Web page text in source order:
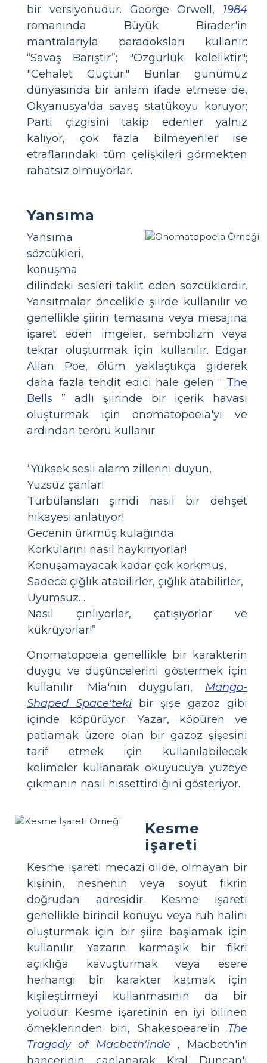
bir versiyonudur. George Orwell, 1984
romanında Büyük Birader'in
mantralarıyla paradoksları kullanır:
“Savaş Barıştır”; "Özgürlük köleliktir";
"Cehalet Güçtür." Bunlar günümüz
dünyasında bir anlam ifade etmese de,
Okyanusya'da savaş statükoyu koruyor;
Parti çizgisini takip edenler yalnız
kalıyor, çok fazla bilmeyenler ise
etraflarındaki tüm çelişkileri görmekten
rahatsız olmuyorlar.
Yansıma
Yansıma
sözcükleri,
konuşma
dilindeki sesleri taklit eden sözcüklerdir.
Yansıtmalar öncelikle şiirde kullanılır ve
genellikle şiirin temasına veya mesajına
işaret eden imgeler, sembolizm veya
tekrar oluşturmak için kullanılır. Edgar
Allan Poe, ölüm yaklaştıkça giderek
daha fazla tehdit edici hale gelen “ The
Bells ” adlı şiirinde bir içerik havası
oluşturmak için onomatopoeia'yı ve
ardından terörü kullanır:
“Yüksek sesli alarm zillerini duyun,
Yüzsüz çanlar!
Türbülansları şimdi nasıl bir dehşet
hikayesi anlatıyor!
Gecenin ürkmüş kulağında
Korkularını nasıl haykırıyorlar!
Konuşamayacak kadar çok korkmuş,
Sadece çığlık atabilirler, çığlık atabilirler,
Uyumsuz…
Nasıl çınlıyorlar, çatışıyorlar ve
kükrüyorlar!”
Onomatopoeia genellikle bir karakterin
duygu ve düşüncelerini göstermek için
kullanılır. Mia'nın duyguları, Mango-
Shaped Space'teki bir şişe gazoz gibi
içinde köpürüyor. Yazar, köpüren ve
patlamak üzere olan bir gazoz şişesini
tarif etmek için kullanılabilecek
kelimeler kullanarak okuyucuya yüzeye
çıkmanın nasıl hissettirdiğini gösteriyor.
Kesme
işareti
Kesme işareti mecazi dilde, olmayan bir
kişinin, nesnenin veya soyut fikrin
doğrudan adresidir. Kesme işareti
genellikle birincil konuyu veya ruh halini
oluşturmak için bir şiire başlamak için
kullanılır. Yazarın karmaşık bir fikri
açıklığa kavuşturmak veya esere
herhangi bir karakter katmak için
kişileştirmeyi kullanmasının da bir
yoludur. Kesme işaretinin en iyi bilinen
örneklerinden biri, Shakespeare'in The
Tragedy of Macbeth'inde , Macbeth'in